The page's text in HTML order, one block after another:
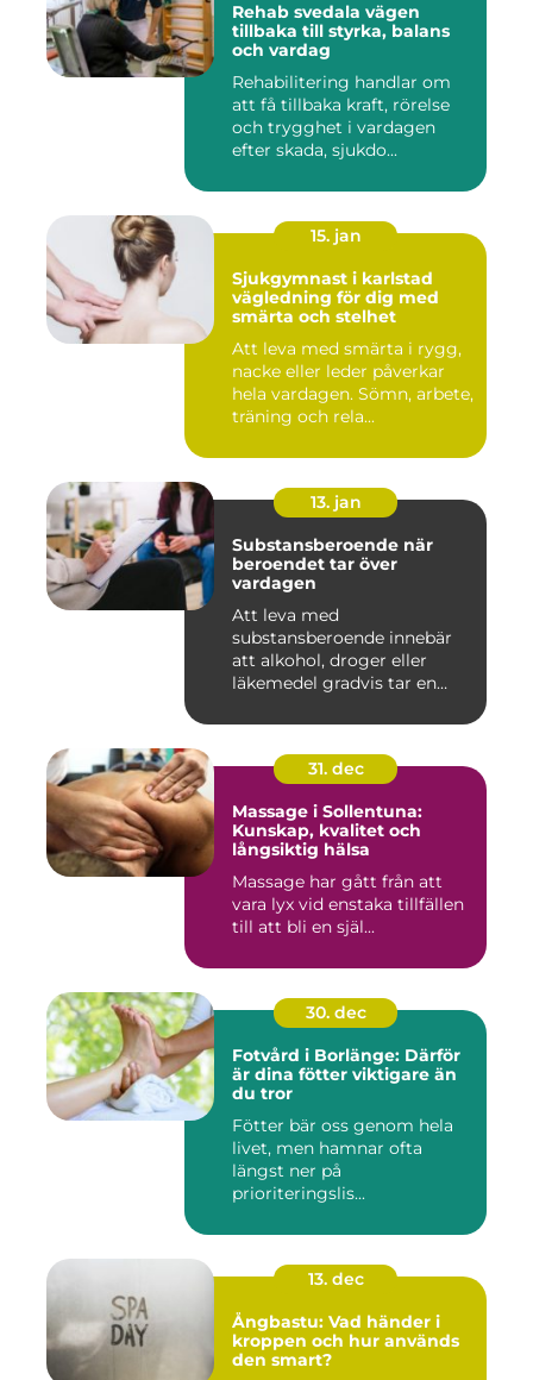
Rehab svedala vägen
tillbaka till styrka, balans
och vardag
Rehabilitering handlar om
att få tillbaka kraft, rörelse
och trygghet i vardagen
efter skada, sjukdo...
15. jan
Sjukgymnast i karlstad
vägledning för dig med
smärta och stelhet
Att leva med smärta i rygg,
nacke eller leder påverkar
hela vardagen. Sömn, arbete,
träning och rela...
13. jan
Substansberoende när
beroendet tar över
vardagen
Att leva med
substansberoende innebär
att alkohol, droger eller
läkemedel gradvis tar en
31. dec
Massage i Sollentuna:
Kunskap, kvalitet och
långsiktig hälsa
Massage har gått från att
vara lyx vid enstaka tillfällen
till att bli en själ...
30. dec
Fotvård i Borlänge: Därför
är dina fötter viktigare än
du tror
Fötter bär oss genom hela
livet, men hamnar ofta
längst ner på
prioriteringslis...
13. dec
Ångbastu: Vad händer i
kroppen och hur används
den smart?